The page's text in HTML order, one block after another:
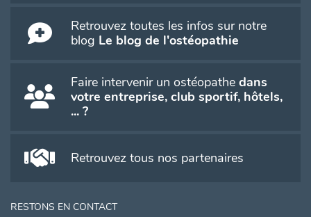
Retrouvez toutes les infos sur notre
blog Le blog de l'ostéopathie
Faire intervenir un ostéopathe dans
votre entreprise, club sportif, hôtels,
... ?
Retrouvez tous nos partenaires
RESTONS EN CONTACT